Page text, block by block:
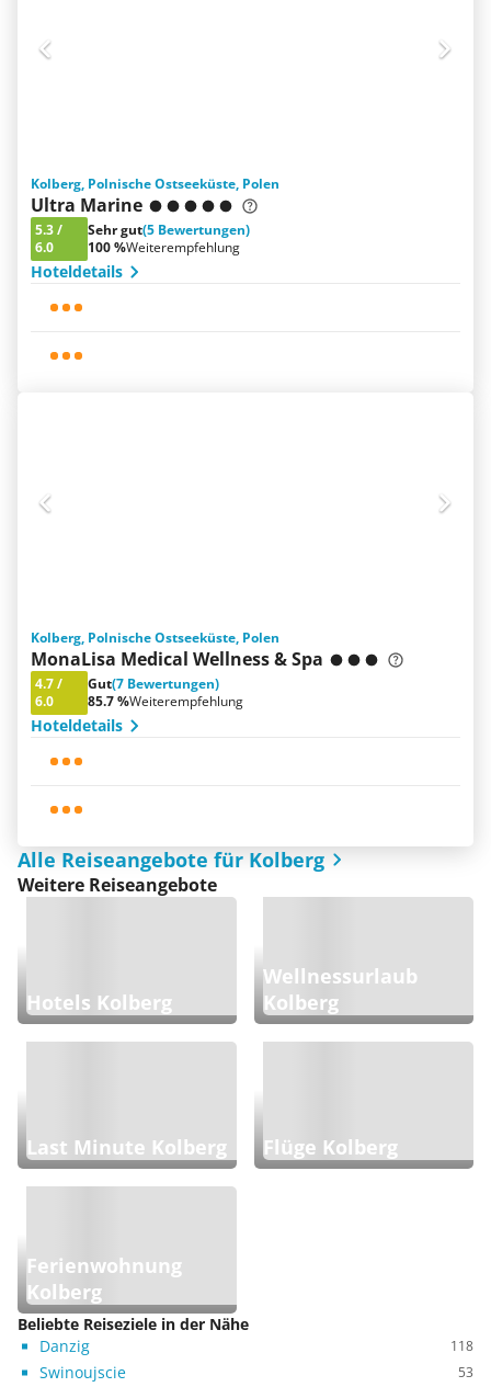
Kolberg, Polnische Ostseeküste, Polen
Ultra Marine
5.3/
6.0
Sehr gut(5 Bewertungen)
100 %Weiterempfehlung
Hoteldetails
Kolberg, Polnische Ostseeküste, Polen
MonaLisa Medical Wellness & Spa
4.7/
6.0
Gut(7 Bewertungen)
85.7 %Weiterempfehlung
Hoteldetails
Alle Reiseangebote für Kolberg
Weitere Reiseangebote
Hotels Kolberg
Wellnessurlaub
Kolberg
Last Minute Kolberg Flüge Kolberg
Ferienwohnung
Kolberg
Beliebte Reiseziele in der Nähe
Danzig
118
Swinoujscie 53